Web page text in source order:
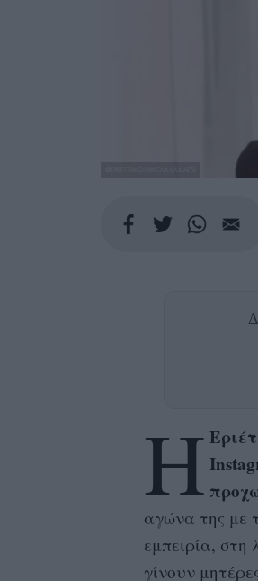
Η
αγώνα της με
εμπειρία, στη
γίνουν